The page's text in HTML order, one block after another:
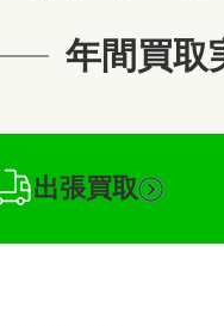
年間買取
出張買取